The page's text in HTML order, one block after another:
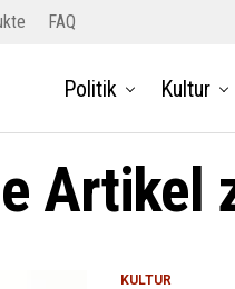
FAQ
Politik Kultur
Artikel
KULTUR